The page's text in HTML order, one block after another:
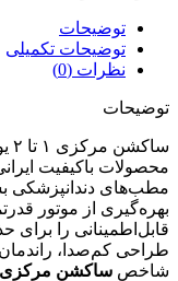
توضیحات
توضیحات تکمیلی
نظرات (0)
توضیحات
ساکشن مرکزی ۱ تا ۲ یونیت پاور power
محصولات باکیفیت
مطب‌های دندانپزشکی
بهره‌گیری از موتور
قابل‌اطمینانی را
طراحی کم‌صدا، راندمان
شاخص ساکشن مرکزی ۱ تا ۲ یونیت پاور power